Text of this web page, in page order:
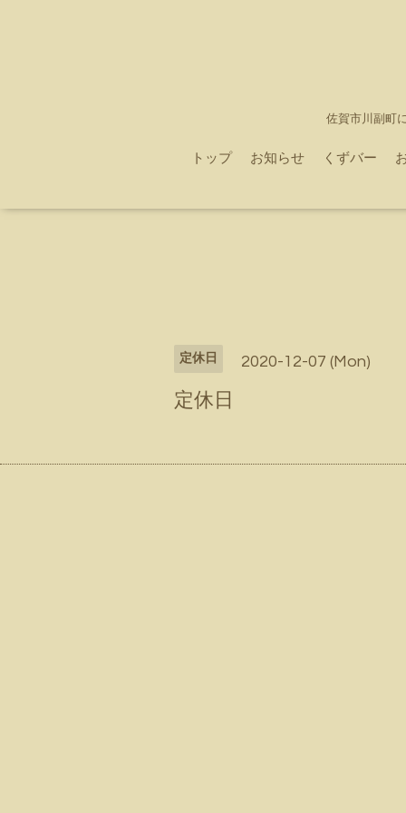
佐賀市川副町
トップ お知らせ くずバー
定休日 2020-12-07 (Mon)
定休日